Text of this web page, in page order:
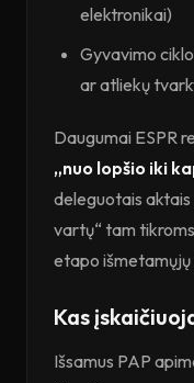
elektronikai)
Gyvavimo
ar atliekų
Daugumai ESPR
„nuo lopšio iki
deleguotais aktais
vartų“ tam
etapo išmetamųjų
Kas
Išsamus PAP